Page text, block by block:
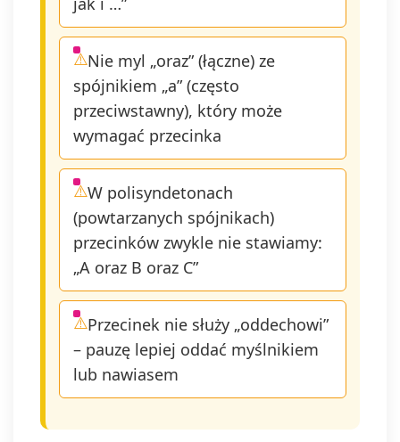
Nie myl „oraz” (łączne) ze
spójnikiem „a” (często
przeciwstawny), który może
wymagać przecinka
W polisyndetonach
(powtarzanych spójnikach)
przecinków zwykle nie stawiamy:
„A oraz B oraz C”
Przecinek nie służy „oddechowi”
– pauzę lepiej oddać myślnikiem
lub nawiasem